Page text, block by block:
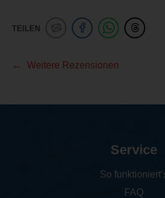
TEILEN
Weitere Rezensionen
Service
So
FAQ